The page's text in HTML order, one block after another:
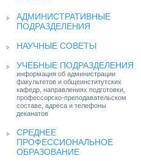
АДМИНИСТРАТИВНЫЕ
ПОДРАЗДЕЛЕНИЯ
НАУЧНЫЕ СОВЕТЫ
УЧЕБНЫЕ ПОДРАЗДЕЛЕНИЯ
информация об администрации
факультетов и общеинститутских
кафедр, направлениях подготовки,
профессорско-преподавательском
составе, адреса и телефоны
деканатов
СРЕДНЕЕ
ПРОФЕССИОНАЛЬНОЕ
ОБРАЗОВАНИЕ